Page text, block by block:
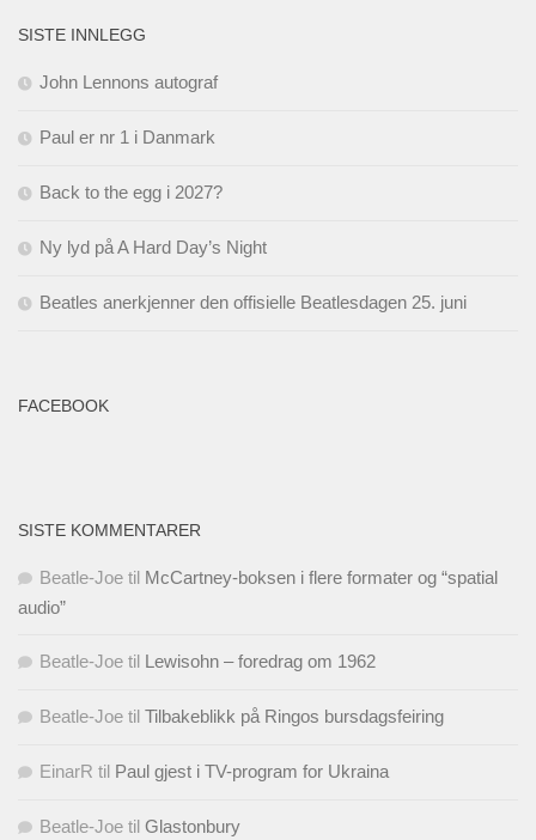
SISTE INNLEGG
John Lennons autograf
Paul er nr 1 i Danmark
Back to the egg i 2027?
Ny lyd på A Hard Day’s Night
Beatles anerkjenner den offisielle Beatlesdagen 25. juni
FACEBOOK
SISTE KOMMENTARER
Beatle-Joe til McCartney-boksen i flere formater og “spatial
audio”
Beatle-Joe til Lewisohn – foredrag om 1962
Beatle-Joe til Tilbakeblikk på Ringos bursdagsfeiring
EinarR til Paul gjest i TV-program for Ukraina
Beatle-Joe til Glastonbury